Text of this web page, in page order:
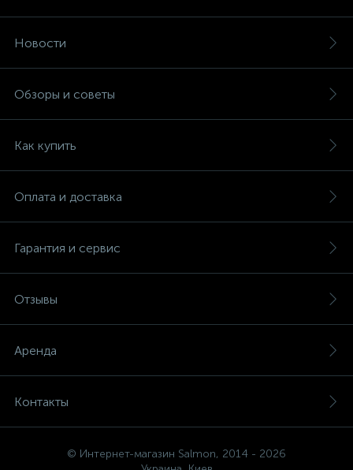
Новости
Обзоры и советы
Как купить
Оплата и доставка
Гарантия и сервис
Отзывы
Аренда
Контакты
© Интернет-магазин Salmon, 2014 - 2026